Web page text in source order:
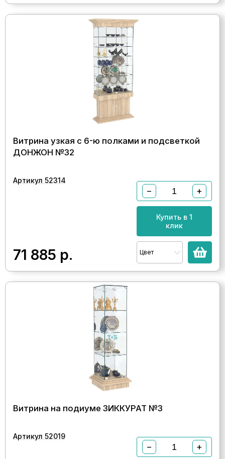
Витрина узкая с 6-ю полками и подсветкой
ДОНЖОН №32
Артикул 52314
71 885 р.
− +
Купить в 1
клик
Цвет
Витрина на подиуме ЗИККУРАТ №3
Артикул 52019
− +